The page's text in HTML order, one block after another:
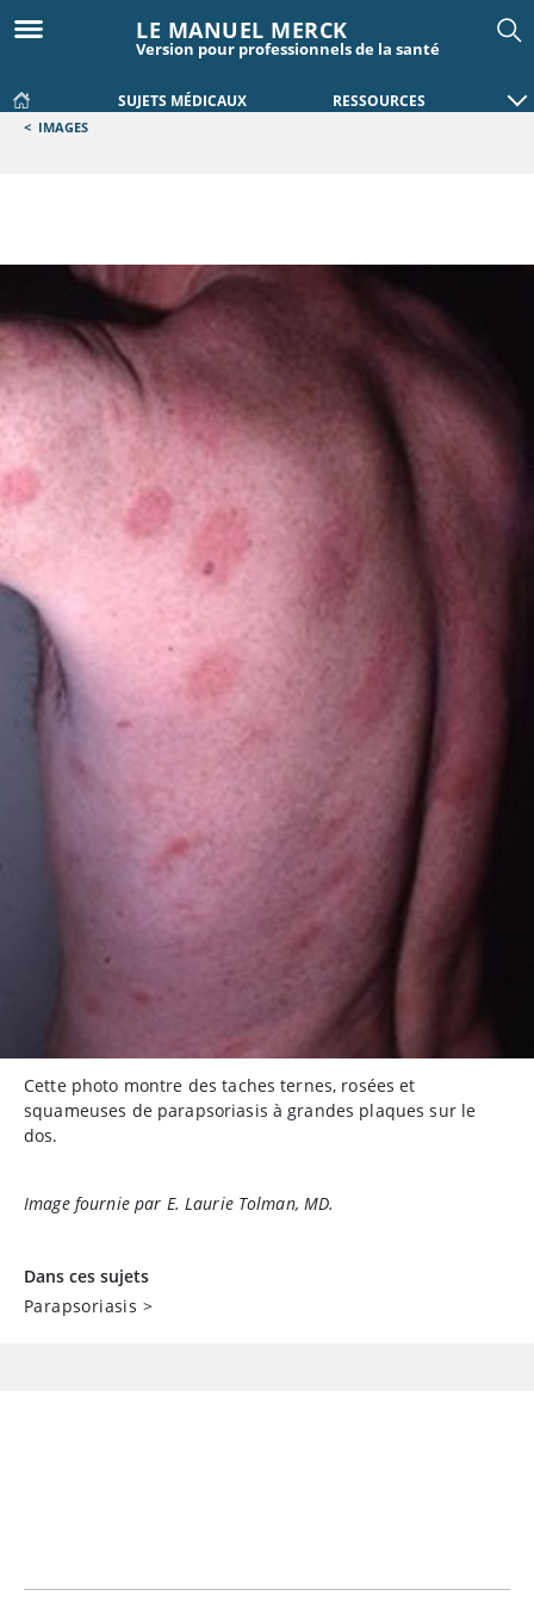
LE MANUEL MERCK
Version pour professionnels de la santé
SUJETS MÉDICAUX RESSOURCES
< IMAGES
Cette photo montre des taches ternes, rosées et
squameuses de parapsoriasis à grandes plaques sur le
dos.
Image fournie par E. Laurie Tolman, MD.
Dans ces sujets
Parapsoriasis >